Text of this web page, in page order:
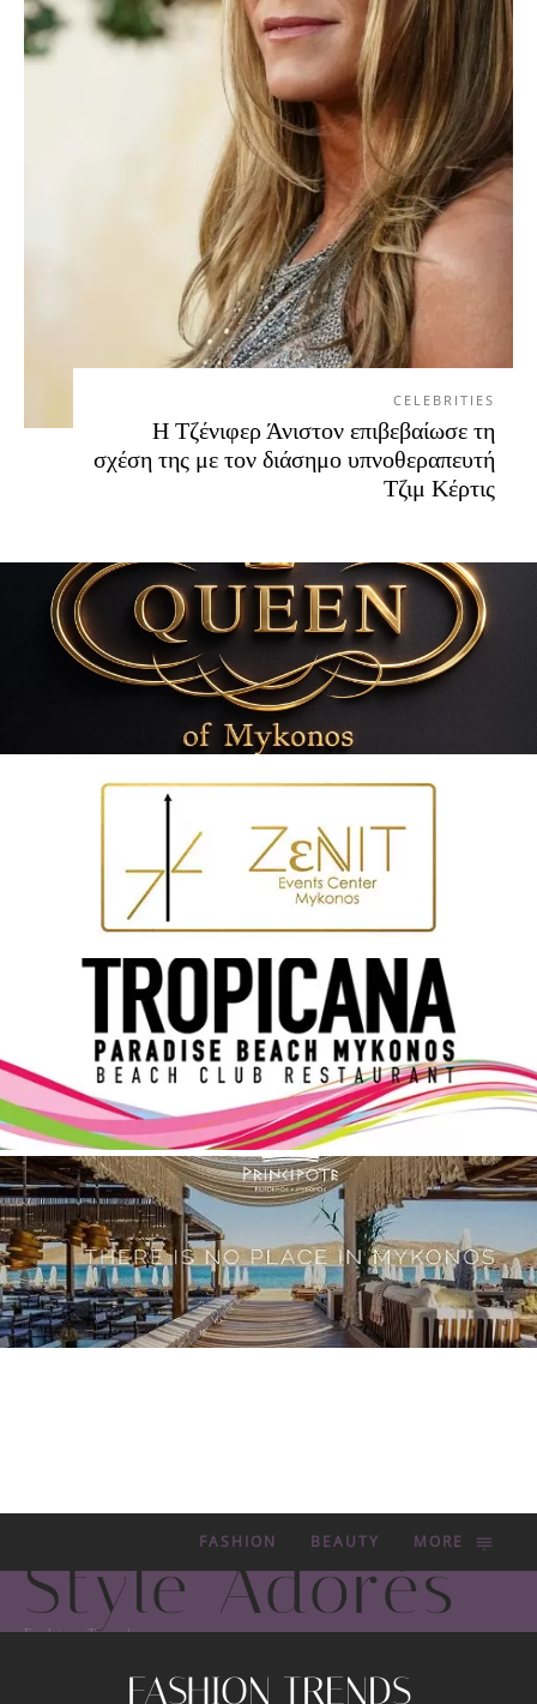
CELEBRITIES
Η Τζένιφερ Άνιστον επιβεβαίωσε τη
σχέση της με τον διάσημο υπνοθεραπευτή
Τζιμ Κέρτις
FASHION BEAUTY MORE
Style Adorés
Fashion Trends
FASHION TRENDS